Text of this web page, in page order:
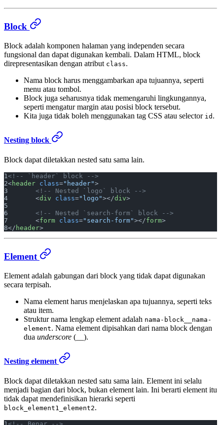
Block
Block adalah komponen halaman yang independen secara
fungsional dan dapat digunakan kembali. Dalam HTML, block
direpresentasikan dengan atribut class.
Nama block harus menggambarkan apa tujuannya, seperti
menu atau tombol.
Block juga seharusnya tidak memengaruhi lingkungannya,
seperti mengatur margin atau posisi block tersebut.
Kita juga tidak boleh menggunakan tag CSS atau selector id .
Nesting block
Block dapat diletakkan nested satu sama lain.
<!-- `header` block -->
<header class="header">
	<!-- Nested `logo` block -->
	<
div class="logo"></div>
	<!-- Nested `search-form` block -->
	<
form class="search-form"></form>
</ header>
Element
Element adalah gabungan dari block yang tidak dapat digunakan
secara terpisah.
Nama element harus menjelaskan apa tujuannya, seperti teks
atau item.
Struktur nama lengkap element adalah nama-block__nama-
element. Nama element dipisahkan dari nama block dengan
dua underscore (__).
Nesting element
Block dapat diletakkan nested satu sama lain. Element ini selalu
menjadi bagian dari block, bukan element lain. Ini berarti element itu
tidak dapat mendefinisikan hierarki seperti
block_element1_element2.